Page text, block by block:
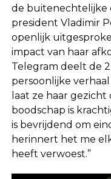
de buitenechtelijke
president Vladimir
openlijk
impact van haar
Telegram deelt de
persoonlijke
laat ze haar
boodschap is
is bevrijdend om
herinnert het me
heeft verwoest.”